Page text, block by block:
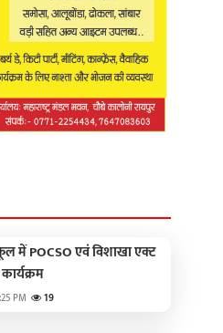
में POCSO एवं विशाखा एक्ट
PM 19